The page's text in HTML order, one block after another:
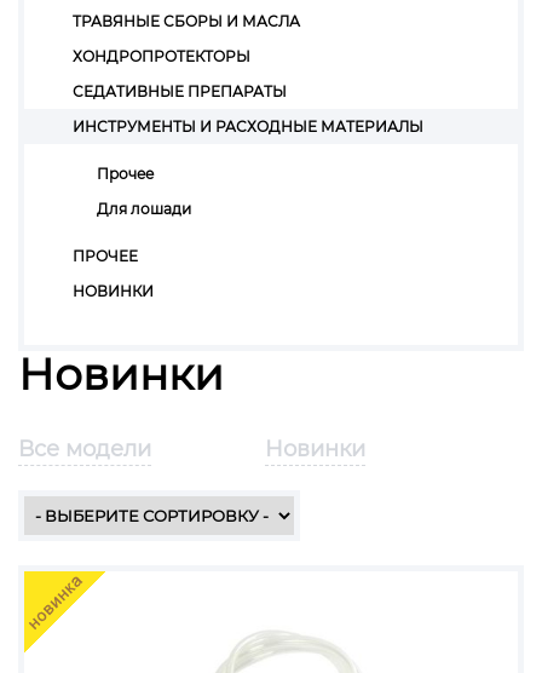
ТРАВЯНЫЕ СБОРЫ И МАСЛА
ХОНДРОПРОТЕКТОРЫ
СЕДАТИВНЫЕ ПРЕПАРАТЫ
ИНСТРУМЕНТЫ И РАСХОДНЫЕ МАТЕРИАЛЫ
Прочее
Для лошади
ПРОЧЕЕ
НОВИНКИ
Новинки
Все модели Новинки